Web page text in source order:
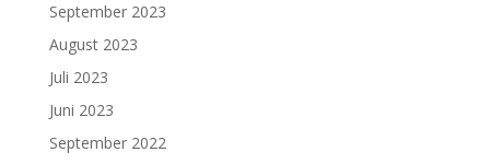
September 2023
August 2023
Juli 2023
Juni 2023
September 2022